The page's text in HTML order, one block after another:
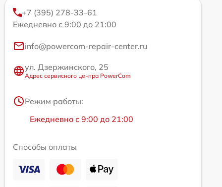
+7 (395) 278-33-61
Ежедневно с 9:00 до 21:00
info@powercom-repair-center.ru
ул. Дзержинского, 25
Адрес сервисного центра PowerCom
Режим работы:
Ежедневно с 9:00 до 21:00
Способы оплаты